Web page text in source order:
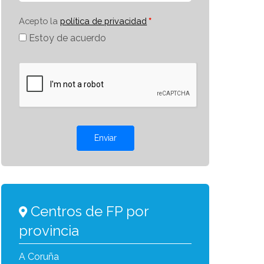
Acepto la política de privacidad
Estoy de acuerdo
Enviar
Centros de FP por
provincia
A Coruña